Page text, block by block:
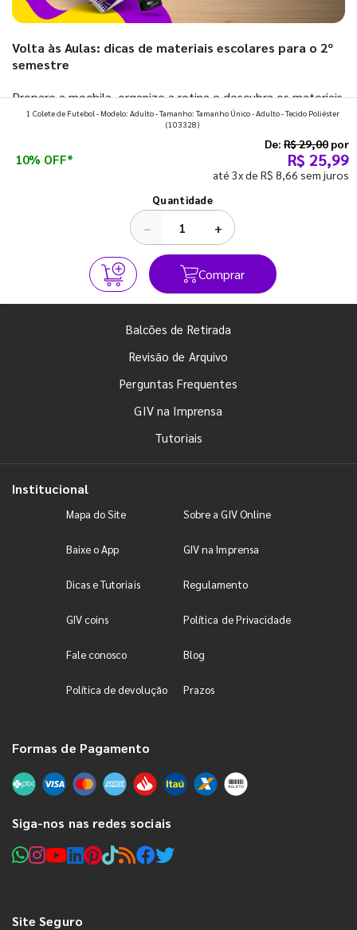
Volta às Aulas: dicas de materiais escolares para o 2º
semestre
Prepare a mochila, organize a rotina e descubra os materiais
que fazem toda diferença para começar o segundo
1 Colete de Futebol - Modelo: Adulto - Tamanho: Tamanho Único - Adulto - Tecido Poliéster
(103328)
10% OFF*
De: R$ 29,00 por
R$ 25,99
até 3x de R$ 8,66 sem juros
Quantidade
− +
Comprar
Balcões de Retirada
Revisão de Arquivo
Perguntas Frequentes
GIV na Imprensa
Tutoriais
Institucional
Mapa do Site Sobre a GIV Online
Baixe o App GIV na Imprensa
Dicas e Tutoriais Regulamento
GIV coins Política de Privacidade
Fale conosco Blog
Política de devolução Prazos
Formas de Pagamento
Siga-nos nas redes sociais
Site Seguro